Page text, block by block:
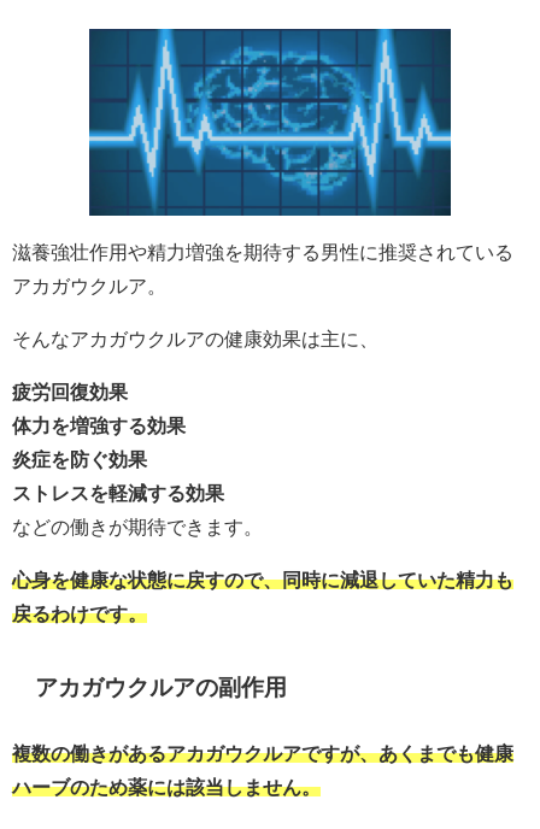
滋養強壮作用や精力増強を期待する男性に推奨されている
アカガウクルア。
そんなアカガウクルアの健康効果は主に、
疲労回復効果
体力を増強する効果
炎症を防ぐ効果
ストレスを軽減する効果
などの働きが期待できます。
心身を健康な状態に戻すので、同時に減退していた精力も
戻るわけです。
アカガウクルアの副作用
複数の働きがあるアカガウクルアですが、あくまでも健康
ハーブのため薬には該当しません。